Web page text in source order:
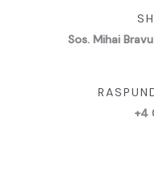
Sos. Mihai
+4